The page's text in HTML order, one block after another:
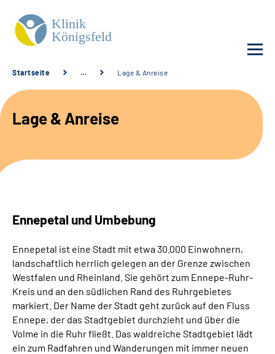
Unsere Klinik
Unsere Angebote
Service
Sozialdienste & Zuweisende
Suche
Leichte Sprache
Gebärdensprache
Startseite … Lage & Anreise
Lage & Anreise
Ennepetal und Umbebung
Ennepetal ist eine Stadt mit etwa 30.000 Einwohnern,
landschaftlich herrlich gelegen an der Grenze zwischen
Westfalen und Rheinland. Sie gehört zum Ennepe-Ruhr-
Kreis und an den südlichen Rand des Ruhrgebietes
markiert. Der Name der Stadt geht zurück auf den Fluss
Ennepe, der das Stadtgebiet durchzieht und über die
Volme in die Ruhr fließt. Das waldreiche Stadtgebiet lädt
ein zum Radfahren und Wanderungen mit immer neuen